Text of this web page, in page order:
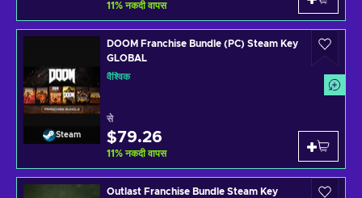
11% नकदी वापस
Steam
DOOM Franchise Bundle (PC) Steam Key
GLOBAL
वैश्विक
से
$79.26
11% नकदी वापस
Outlast Franchise Bundle Steam Key